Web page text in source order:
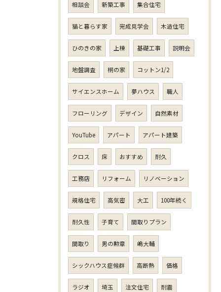
相談会 新築工事 集合住宅
猫と暮らす家 完成見学会 木造住宅
ひのきの家 上棟 基礎工事 説明会
地盤調査 桐の家 コットン1/2
サイエンスホーム 夢ハウス 職人
フローリング デザイン 自然素材
YouTube アパート アパート建築
クロス 床 おすすめ 耐久
工務店 リフォーム リノベーション
規格住宅 高気密 大工 100年続く
耐久性 子育て 間取りプラン
間取り 男の勲章 嶋大輔
シックハウス症候群 高断熱 価格
ラジオ 埼玉 注文住宅 耐震